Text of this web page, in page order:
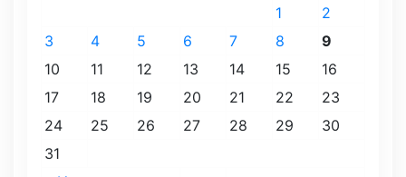
1
2
3
4 5 6 7 8
9
10
11 12 13 14 15
16
17
18 19 20 21 22
23
24
25 26 27 28 29
30
31